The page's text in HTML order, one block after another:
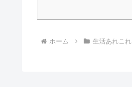
ホーム 生活あれこれ